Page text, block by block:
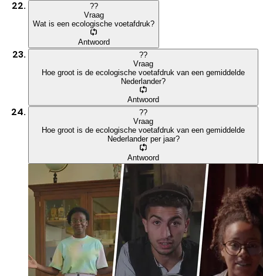
??
Vraag
Wat is een ecologische voetafdruk?
Antwoord
??
Vraag
Hoe groot is de ecologische voetafdruk van een gemiddelde
Nederlander?
Antwoord
??
Vraag
Hoe groot is de ecologische voetafdruk van een gemiddelde
Nederlander per jaar?
Antwoord